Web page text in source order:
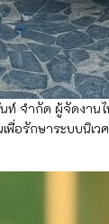
กัด ผู้จัดงานไ
พื่อรักษาระบบนิ